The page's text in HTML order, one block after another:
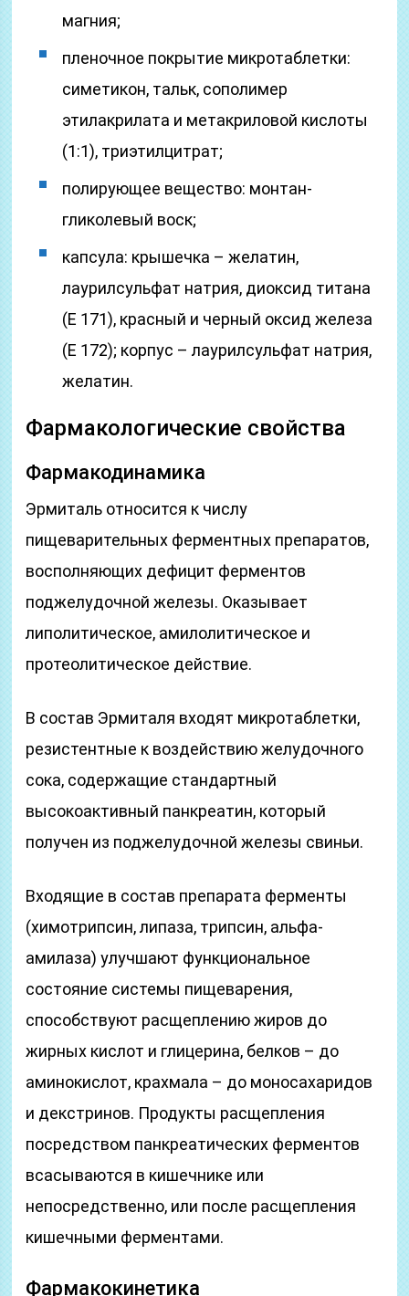
магния;
пленочное покрытие микротаблетки:
симетикон, тальк, сополимер
этилакрилата и метакриловой кислоты
(1:1), триэтилцитрат;
полирующее вещество: монтан-
гликолевый воск;
капсула: крышечка – желатин,
лаурилсульфат натрия, диоксид титана
(Е 171), красный и черный оксид железа
(Е 172); корпус – лаурилсульфат натрия,
желатин.
Фармакологические свойства
Фармакодинамика
Эрмиталь относится к числу
пищеварительных ферментных препаратов,
восполняющих дефицит ферментов
поджелудочной железы. Оказывает
липолитическое, амилолитическое и
протеолитическое действие.
В состав Эрмиталя входят микротаблетки,
резистентные к воздействию желудочного
сока, содержащие стандартный
высокоактивный панкреатин, который
получен из поджелудочной железы свиньи.
Входящие в состав препарата ферменты
(химотрипсин, липаза, трипсин, альфа-
амилаза) улучшают функциональное
состояние системы пищеварения,
способствуют расщеплению жиров до
жирных кислот и глицерина, белков – до
аминокислот, крахмала – до моносахаридов
и декстринов. Продукты расщепления
посредством панкреатических ферментов
всасываются в кишечнике или
непосредственно, или после расщепления
кишечными ферментами.
Фармакокинетика